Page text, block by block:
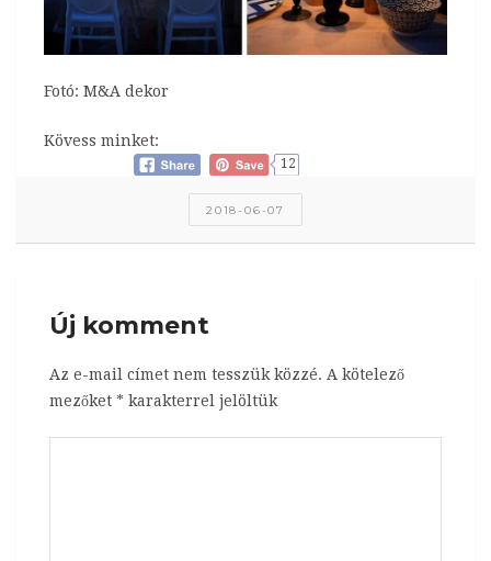
Fotó: M&A dekor
Kövess minket:
12
2018-06-07
Új komment
Az e-mail címet nem tesszük közzé. A kötelező
mezőket * karakterrel jelöltük